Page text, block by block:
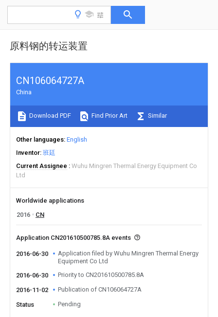
原料钢的转运装置
CN106064727A
China
Download PDF Find Prior Art Similar
Other languages English
Inventor 班廷
Current Assignee
Wuhu Mingren Thermal Energy Equipment Co
Ltd
Worldwide applications
2016
CN
Application CN201610500785.8A events
2016-06-30
Application filed by Wuhu Mingren Thermal Energy
Equipment Co Ltd
2016-06-30
Priority to CN201610500785.8A
2016-11-02 Publication of CN106064727A
Status Pending